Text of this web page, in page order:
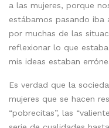
a las mujeres, porque
estábamos pasando iba
por muchas de las
reflexionar lo que
mis ideas estaban
Es verdad que la
mujeres que se hacen
“pobrecitas”, las